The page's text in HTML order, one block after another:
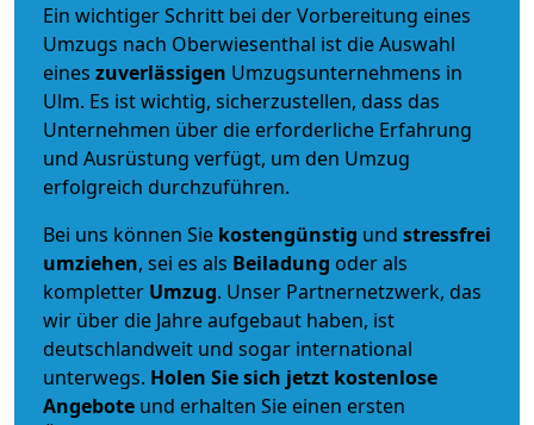
Ein wichtiger Schritt bei der Vorbereitung eines
Umzugs nach Oberwiesenthal ist die Auswahl
eines zuverlässigen Umzugsunternehmens in
Ulm. Es ist wichtig, sicherzustellen, dass das
Unternehmen über die erforderliche Erfahrung
und Ausrüstung verfügt, um den Umzug
erfolgreich durchzuführen.
Bei uns können Sie kostengünstig und stressfrei
umziehen, sei es als Beiladung oder als
kompletter Umzug. Unser Partnernetzwerk, das
wir über die Jahre aufgebaut haben, ist
deutschlandweit und sogar international
unterwegs. Holen Sie sich jetzt kostenlose
Angebote und erhalten Sie einen ersten